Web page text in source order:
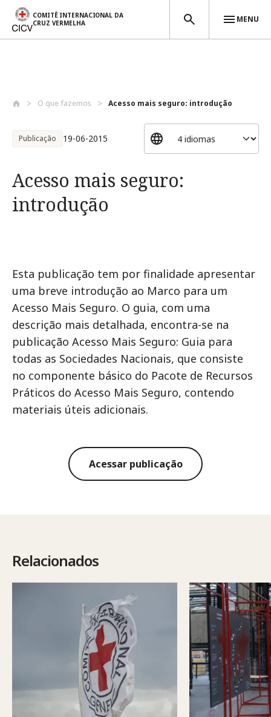
COMITÊ INTERNACIONAL DA
CRUZ VERMELHA
MENU
O que fazemos Acesso mais seguro: introdução
Publicação 19-06-2015
Acesso mais seguro:
introdução
Esta publicação tem por finalidade apresentar
uma breve introdução ao Marco para um
Acesso Mais Seguro. O guia, com uma
descrição mais detalhada, encontra-se na
publicação Acesso Mais Seguro: Guia para
todas as Sociedades Nacionais, que consiste
no componente básico do Pacote de Recursos
Práticos do Acesso Mais Seguro, contendo
materiais úteis adicionais.
Acessar publicação
Relacionados